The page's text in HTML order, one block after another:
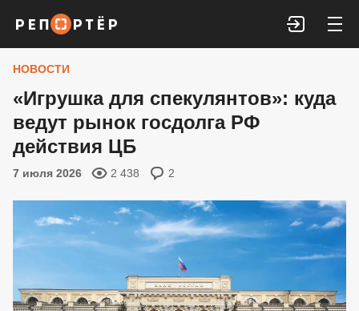
Войти
НОВОСТИ
«Игрушка для спекулянтов»: куда
ведут рынок госдолга РФ
действия ЦБ
7 июля 2026 2 438 2